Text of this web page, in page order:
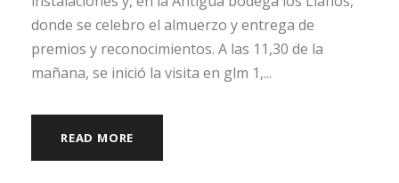
donde se celebro el almuerzo y entrega de
premios y reconocimientos. A las 11,30 de la
mañana, se inició la visita en glm 1,...
READ MORE